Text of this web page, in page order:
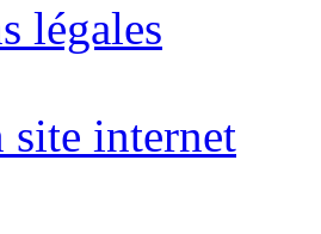
légales
site internet